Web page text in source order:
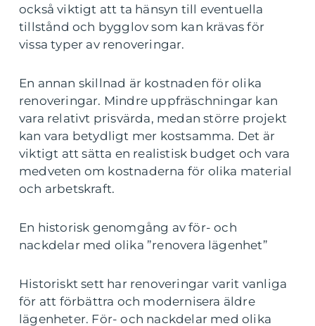
också viktigt att ta hänsyn till eventuella
tillstånd och bygglov som kan krävas för
vissa typer av renoveringar.
En annan skillnad är kostnaden för olika
renoveringar. Mindre uppfräschningar kan
vara relativt prisvärda, medan större projekt
kan vara betydligt mer kostsamma. Det är
viktigt att sätta en realistisk budget och vara
medveten om kostnaderna för olika material
och arbetskraft.
En historisk genomgång av för- och
nackdelar med olika ”renovera lägenhet”
Historiskt sett har renoveringar varit vanliga
för att förbättra och modernisera äldre
lägenheter. För- och nackdelar med olika